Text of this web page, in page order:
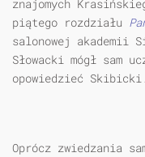
znajomych
piątego rozdziału
salonowej
Słowacki mógł sam
opowiedzieć Skibicki.
Oprócz zwiedzania